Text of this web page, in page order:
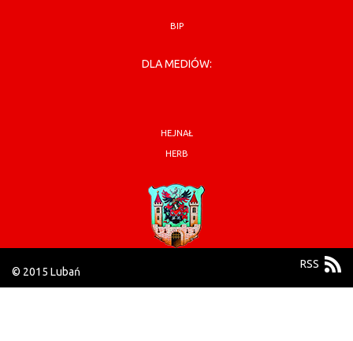
BIP
DLA MEDIÓW:
HEJNAŁ
HERB
© 2015 Lubań
RSS